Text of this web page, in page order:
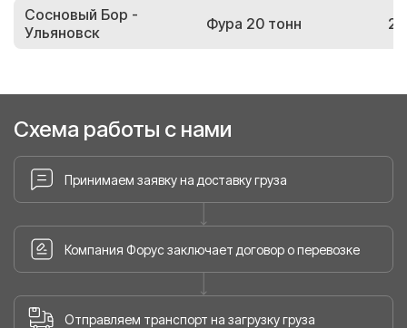
Сосновый Бор -
Ульяновск
Фура 20 тонн
Схема работы с нами
Принимаем заявку на доставку груза
Компания Форус заключает договор о перевозке
Отправляем транспорт на загрузку груза